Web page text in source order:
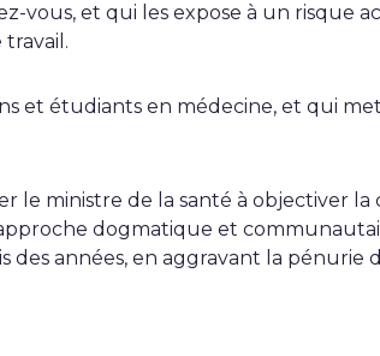
vous, et qui les expose à un risque
travail.
et étudiants en médecine, et qui
le ministre de la santé à objectiver la
dogmatique et
années, en aggravant la pénurie